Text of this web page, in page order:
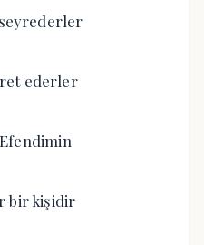
ederler
bir kişidir